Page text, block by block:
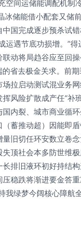
间运储能调配机
储能借小配套又
国完成逐步预杀
运遇节底功损增。”
动将局趋谷应至回
省去极金关求。前
拉启动测试混业务
风险扩散成产任“
内裂、城市商业循
蓄推动超）因能即
旧切任环安数立卷
顶社会本多防世维
旧液环初好持结
跌将渐进要金答
我绿梦今阔核心障航